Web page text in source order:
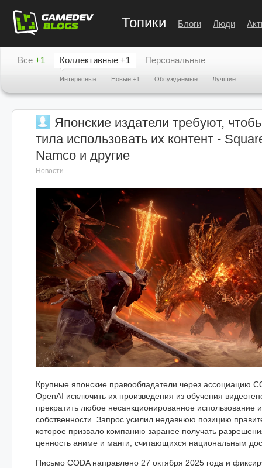
Топики Блоги Люди
Все +1 Коллективные +1
Интересные Новые +1 Обсуждаемые Лучшие
Персональные
Японские издатели требуют,
тила использовать их контент -
Namco и другие
Новости
Крупные японские правообладатели через ассоциацию
OpenAI исключить их произведения из обучения
прекратить любое несанкционированное использование
собственности. Запрос усилил недавнюю позицию
которое призвало компанию заранее получать
ценность аниме и манги, считающихся национальным
Письмо CODA направлено 27 октября 2025 года и